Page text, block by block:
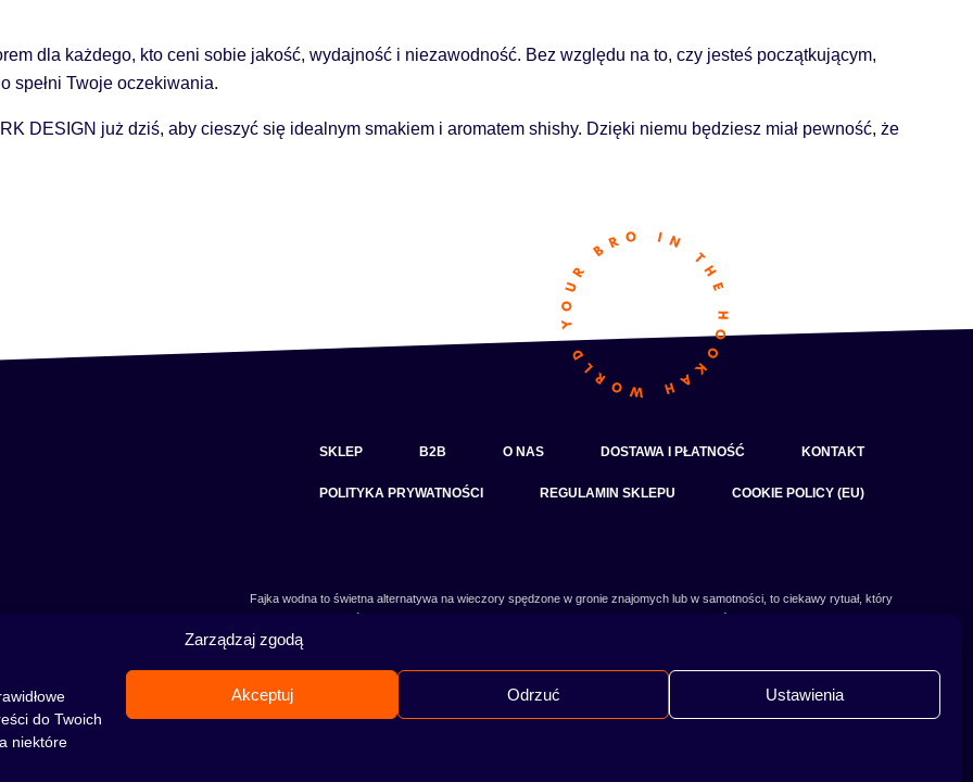
Zarządzaj zgodą
do Twoich
niektóre
Akceptuj Odrzuć Ustawienia
dla każdego, kto ceni sobie jakość, wydajność i niezawodność. Bez względu na to, czy jesteś początkującym,
spełni Twoje oczekiwania.
DESIGN już dziś, aby cieszyć się idealnym smakiem i aromatem shishy. Dzięki niemu będziesz miał pewność, że
SKLEP B2B O NAS DOSTAWA I PŁATNOŚĆ KONTAKT
POLITYKA PRYWATNOŚCI REGULAMIN SKLEPU COOKIE POLICY (EU)
Fajka wodna to świetna alternatywa na wieczory spędzone w gronie znajomych lub w samotności, to ciekawy rytuał, który
jeszcze nie, to miejsce jest idealne dla Ciebie! Odwiedź nasz